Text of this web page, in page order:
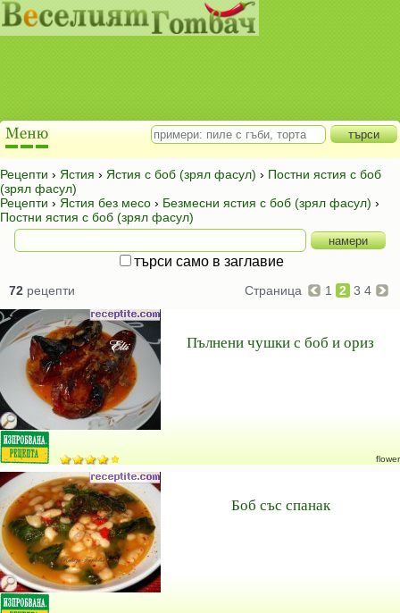
Рецепти › Ястия › Ястия с боб (зрял фасул) › Постни ястия с боб
(зрял фасул)
Рецепти › Ястия без месо › Безмесни ястия с боб (зрял фасул) ›
Постни ястия с боб (зрял фасул)
търси само в заглавие
72 рецепти Страница 1 2 3 4
Пълнени чушки с боб и ориз
flower
Боб със спанак